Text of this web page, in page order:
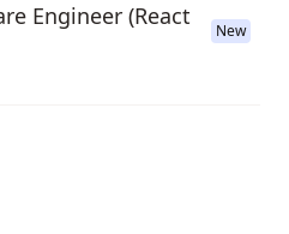
Engineer (React
New